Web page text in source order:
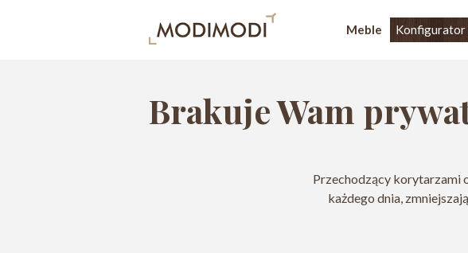
Meble Konfigurator
Brakuje Wam
Przechodzący korytarzami
każdego dnia,